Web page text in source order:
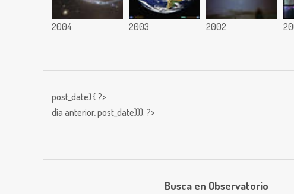
2004 2003 2002
post_date) { ?>
día anterior,post_date))); ?>
Busca en Observatorio